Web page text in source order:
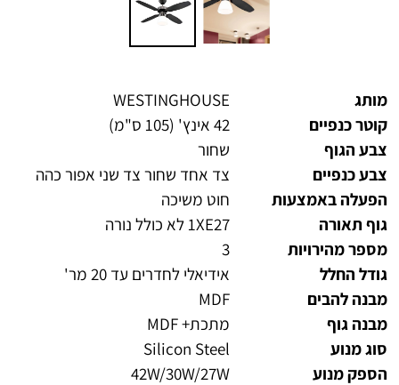
מותג
WESTINGHOUSE
קוטר כנפיים
42 אינץ' (105 ס"מ)
צבע הגוף
שחור
צבע כנפיים
צד אחד שחור צד שני אפור כהה
הפעלה באמצעות
חוט משיכה
גוף תאורה
1XE27 לא כולל נורה
מספר מהירויות
3
גודל החלל
אידיאלי לחדרים עד 20 מר'
מבנה להבים
MDF
מבנה גוף
מתכת+ MDF
סוג מנוע
Silicon Steel
הספק מנוע
42W/30W/27W